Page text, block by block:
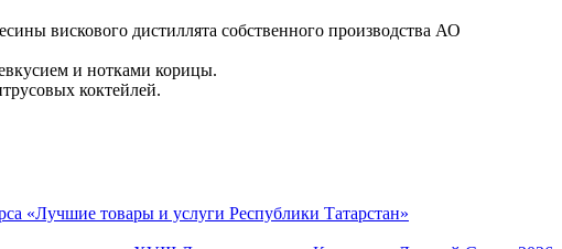
вискового дистиллята собственного производства АО
и нотками корицы.
коктейлей.
«Лучшие товары и услуги Республики Татарстан»